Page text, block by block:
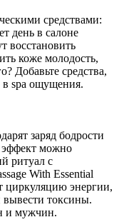
средствами:
день в салоне
восстановить
коже молодость,
Добавьте средства,
в spa ощущения.
заряд бодрости
эффект можно
ритуал с
With Essential
циркуляцию энергии,
вывести токсины.
и мужчин.